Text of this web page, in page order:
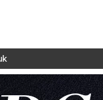
Sian brass lpg v6s2 silinder Pol valve propana tangki katup kontrol gas katup